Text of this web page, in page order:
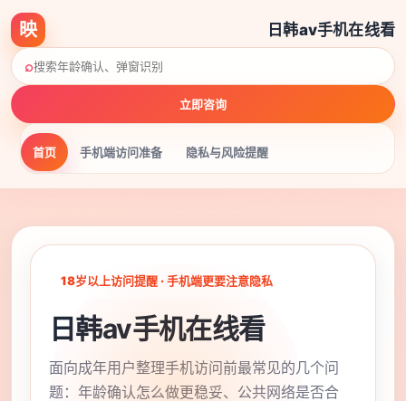
映 日韩av手机在线看
首页 手机端访问准备 隐私与风险提醒
⌕
立即咨询
18岁以上访问提醒 · 手机端更要注意隐私
日韩av手机在线看
面向成年用户整理手机访问前最常见的几个问
题：年龄确认怎么做更稳妥、公共网络是否合